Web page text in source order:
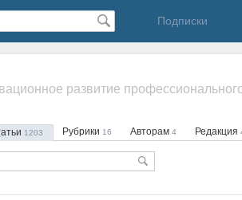
Подписки
1203 Рубрики 16 Авторам 4 Редакция